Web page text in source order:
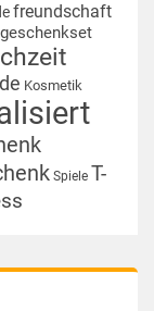
freundschaft
geschenkset
Kosmetik
Spiele T-